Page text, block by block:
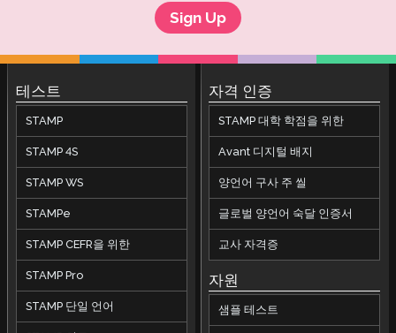
Sign Up
테스트
STAMP
STAMP 4S
STAMP WS
STAMPe
STAMP CEFR을 위한
STAMP Pro
STAMP 단일 언어
자격 인증
STAMP 대학 학점을 위한
Avant 디지털 배지
양언어 구사 주 씰
글로벌 양언어 숙달 인증서
교사 자격증
자원
샘플 테스트